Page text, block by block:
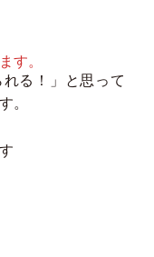
す。
る！」と思って
。